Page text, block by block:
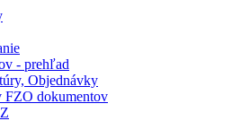
- prehľad
Objednávky
FZO dokumentov